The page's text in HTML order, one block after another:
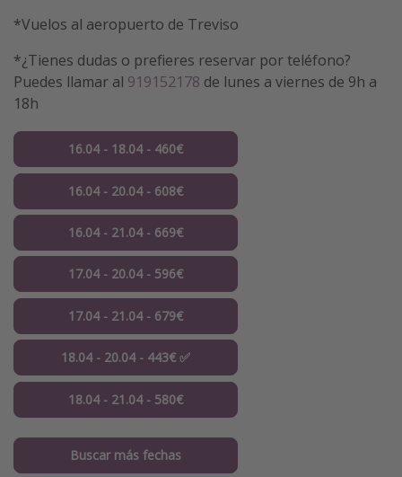
*Vuelos al aeropuerto de Treviso
*¿Tienes dudas o prefieres reservar por teléfono?
Puedes llamar al 919152178 de lunes a viernes de 9h a
18h
16.04 - 18.04 - 460€
16.04 - 20.04 - 608€
16.04 - 21.04 - 669€
17.04 - 20.04 - 596€
17.04 - 21.04 - 679€
18.04 - 20.04 - 443€ ✅
18.04 - 21.04 - 580€
Buscar más fechas